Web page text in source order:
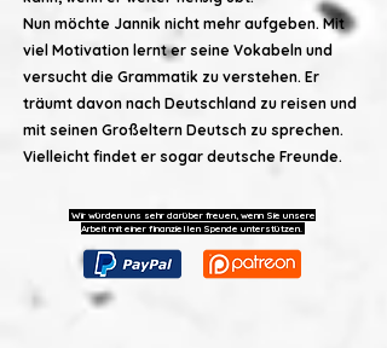
Nun möchte Jannik nicht mehr aufgeben. Mit
viel Motivation lernt er seine Vokabeln und
versucht die Grammatik zu verstehen. Er
träumt davon nach Deutschland zu reisen und
mit seinen Großeltern Deutsch zu sprechen.
Vielleicht findet er sogar deutsche Freunde.
Wir würden uns sehr darüber freuen, wenn Sie unsere
Arbeit mit einer finanziellen Spende unterstützen.